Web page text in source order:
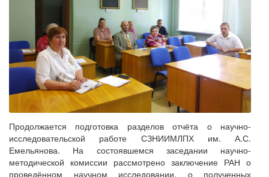
Продолжается подготовка разделов отчёта о научно-
исследовательской работе СЗНИИМЛПХ им. А.С.
Емельянова. На состоявшемся заседании научно-
методической комиссии рассмотрено заключение РАН о
проведённом научном исследовании, о полученных